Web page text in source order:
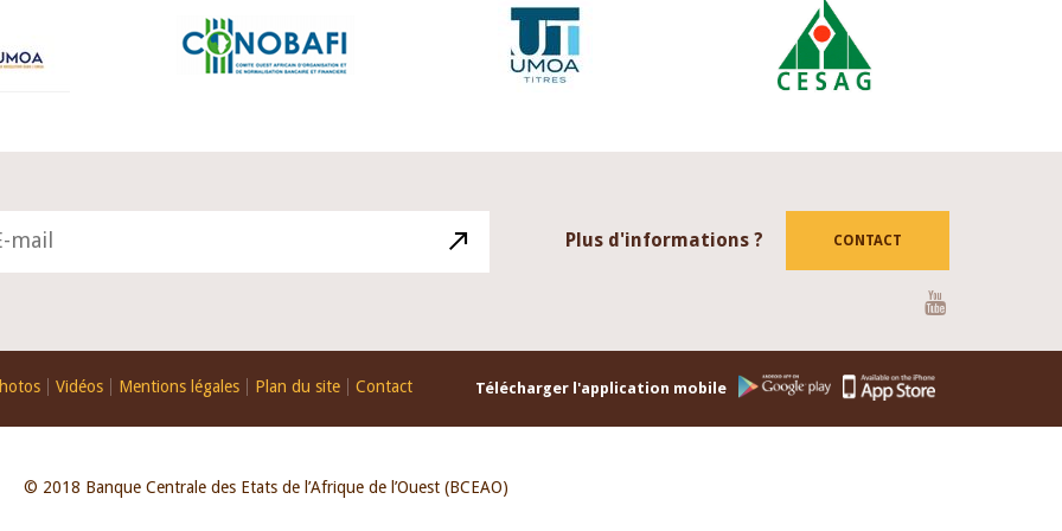
Plus d'informations ? CONTACT
Vidéos Mentions légales Plan du site Contact Télécharger l'application mobile
© 2018 Banque Centrale des Etats de l’Afrique de l’Ouest (BCEAO)